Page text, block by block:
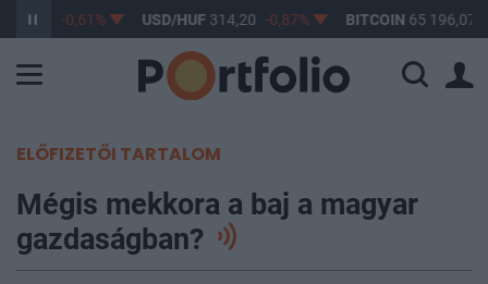
363,17 -0,61% USD/HUF314,20 -0,87% BITCOIN65 196,07
ELŐFIZETŐI TARTALOM
Mégis mekkora a baj a magyar
gazdaságban?